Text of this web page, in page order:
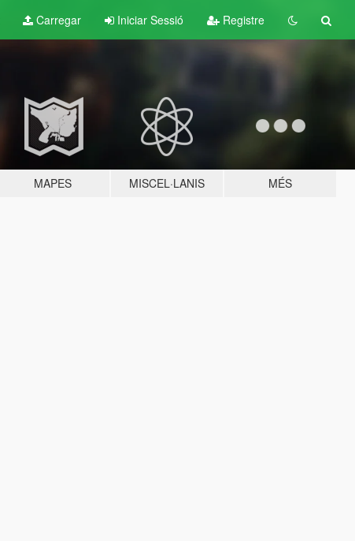
Carregar Iniciar Sessió Registre
MAPES MISCEL·LANIS MÉS